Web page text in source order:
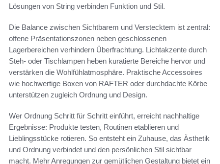
Lösungen von String verbinden Funktion und Stil.
Die Balance zwischen Sichtbarem und Verstecktem ist zentral:
offene Präsentationszonen neben geschlossenen
Lagerbereichen verhindern Überfrachtung. Lichtakzente durch
Steh- oder Tischlampen heben kuratierte Bereiche hervor und
verstärken die Wohlfühlatmosphäre. Praktische Accessoires
wie hochwertige Boxen von RAFTER oder durchdachte Körbe
unterstützen zugleich Ordnung und Design.
Wer Ordnung Schritt für Schritt einführt, erreicht nachhaltige
Ergebnisse: Produkte testen, Routinen etablieren und
Lieblingsstücke rotieren. So entsteht ein Zuhause, das Ästhetik
und Ordnung verbindet und den persönlichen Stil sichtbar
macht. Mehr Anregungen zur gemütlichen Gestaltung bietet ein